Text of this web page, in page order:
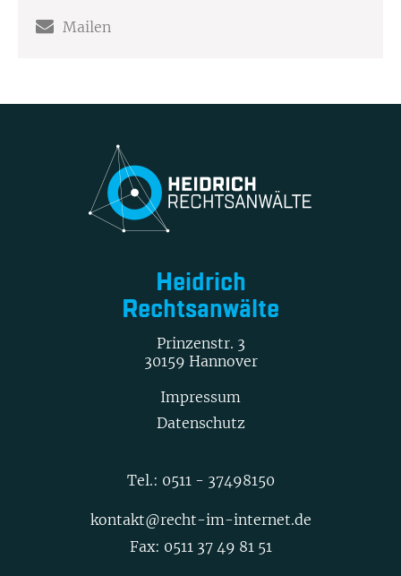
Mailen
Heidrich
Rechtsanwälte
Prinzenstr. 3
30159 Hannover
Impressum
Datenschutz
Tel.: 0511 - 37498150
kontakt@recht-im-internet.de
Fax: 0511 37 49 81 51